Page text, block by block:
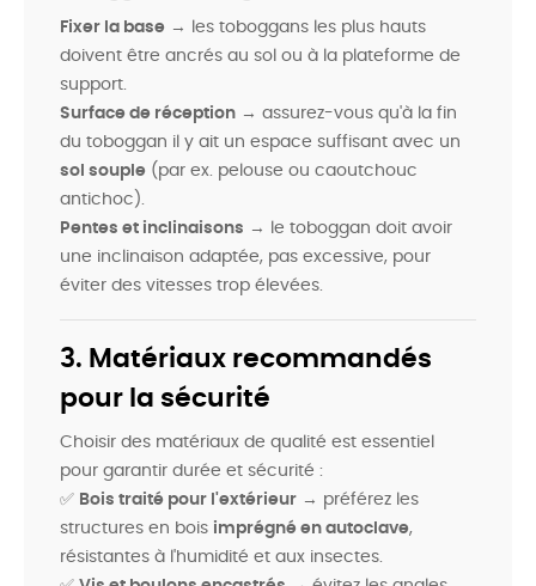
Fixer la base → les toboggans les plus hauts
doivent être ancrés au sol ou à la plateforme de
support.
Surface de réception → assurez-vous qu'à la fin
du toboggan il y ait un espace suffisant avec un
sol souple (par ex. pelouse ou caoutchouc
antichoc).
Pentes et inclinaisons → le toboggan doit avoir
une inclinaison adaptée, pas excessive, pour
éviter des vitesses trop élevées.
3. Matériaux recommandés
pour la sécurité
Choisir des matériaux de qualité est essentiel
pour garantir durée et sécurité :
✅ Bois traité pour l'extérieur → préférez les
structures en bois imprégné en autoclave,
résistantes à l'humidité et aux insectes.